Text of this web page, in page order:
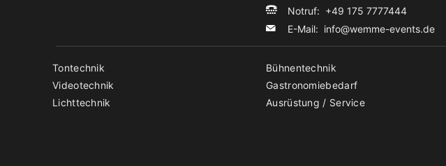
Notruf: +49 175 7777444
E-Mail: info@wemme-events.de
Tontechnik
Videotechnik
Lichttechnik
Bühnentechnik
Gastronomiebedarf
Ausrüstung / Service